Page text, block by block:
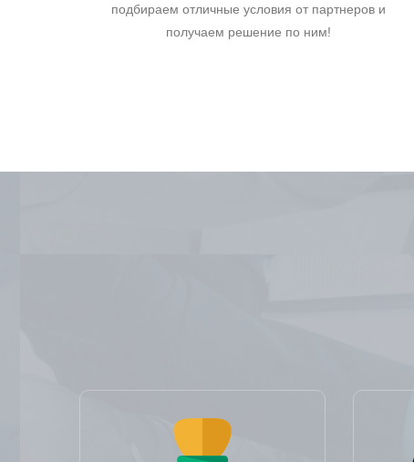
подбираем отличные условия от партнеров и
получаем решение по ним!